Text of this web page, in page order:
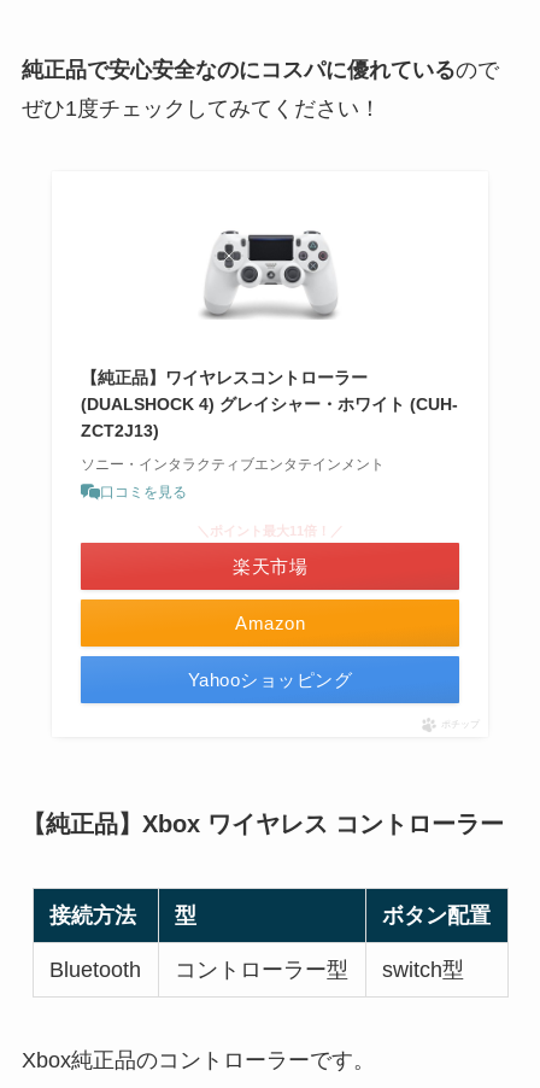
純正品で安心安全なのにコスパに優れているので
ぜひ1度チェックしてみてください！
【純正品】ワイヤレスコントローラー
(DUALSHOCK 4) グレイシャー・ホワイト (CUH-
ZCT2J13)
ソニー・インタラクティブエンタテインメント
口コミを見る
Amazon
＼ポイント最大11倍！／
楽天市場
Yahooショッピング
ポチップ
【純正品】Xbox ワイヤレス コントローラー
接続方法 型 ボタン配置
Bluetooth コントローラー型 switch型
Xbox純正品のコントローラーです。